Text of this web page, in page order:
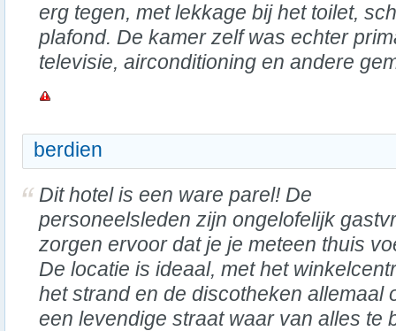
erg tegen, met lekkage bij het toilet,
plafond. De kamer zelf was echter
televisie, airconditioning en andere
berdien
Dit hotel is een ware parel! De
personeelsleden zijn ongelofelijk
zorgen ervoor dat je je meteen thuis
De locatie is ideaal, met het
het strand en de discotheken allemaal
een levendige straat waar van alles te